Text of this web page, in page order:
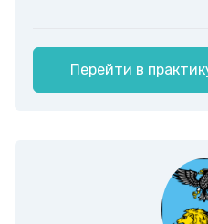
Перейти в